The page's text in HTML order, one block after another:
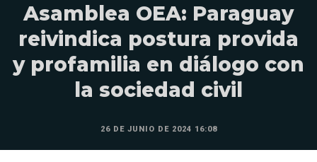
Asamblea OEA: Paraguay
reivindica postura provida
y profamilia en diálogo con
la sociedad civil
26 DE JUNIO DE 2024 16:08